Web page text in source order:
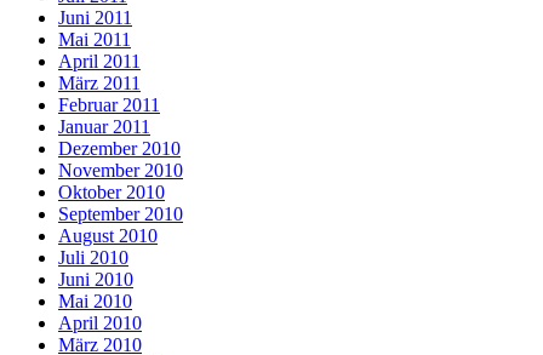
Juni 2011
Mai 2011
April 2011
März 2011
Februar 2011
Januar 2011
Dezember 2010
November 2010
Oktober 2010
September 2010
August 2010
Juli 2010
Juni 2010
Mai 2010
April 2010
März 2010